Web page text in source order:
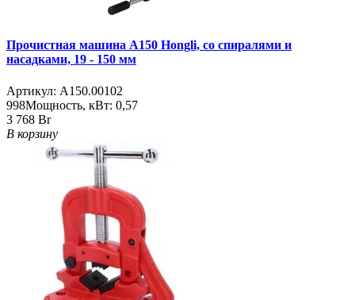
Прочистная машина A150 Hongli, со спиралями и
насадками, 19 - 150 мм
Артикул: A150.00102
998Мощность, кВт: 0,57
3 768 Br
В корзину